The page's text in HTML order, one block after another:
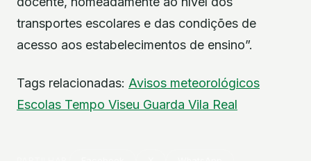
transportes escolares e das condições de
acesso aos estabelecimentos de ensino”.
Tags relacionadas: Avisos meteorológicos
Escolas Tempo Viseu Guarda Vila Real